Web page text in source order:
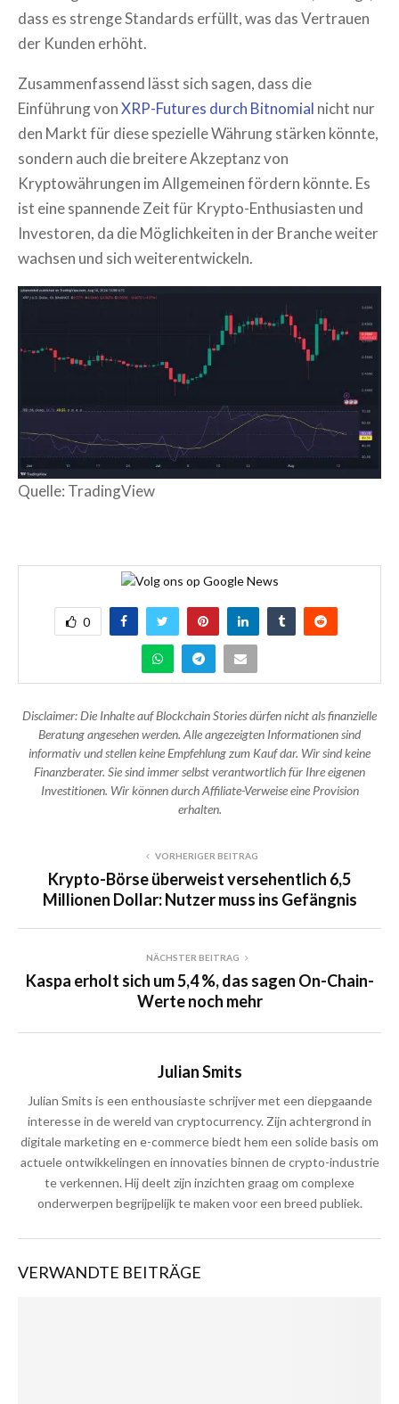
dass es strenge Standards erfüllt, was das Vertrauen
der Kunden erhöht.
Zusammenfassend lässt sich sagen, dass die
Einführung vonXRP-Futures durch Bitnomial nicht nur
den Markt für diese spezielle Währung stärken könnte,
sondern auch die breitere Akzeptanz von
Kryptowährungen im Allgemeinen fördern könnte. Es
ist eine spannende Zeit für Krypto-Enthusiasten und
Investoren, da die Möglichkeiten in der Branche weiter
wachsen und sich weiterentwickeln.
Quelle: TradingView
0
Disclaimer: Die Inhalte auf Blockchain Stories dürfen nicht als finanzielle
Beratung angesehen werden. Alle angezeigten Informationen sind
informativ und stellen keine Empfehlung zum Kauf dar. Wir sind keine
Finanzberater. Sie sind immer selbst verantwortlich für Ihre eigenen
Investitionen. Wir können durch Affiliate-Verweise eine Provision
erhalten.
VORHERIGER BEITRAG
Krypto-Börse überweist versehentlich 6,5
Millionen Dollar: Nutzer muss ins Gefängnis
NÄCHSTER BEITRAG
Kaspa erholt sich um 5,4 %, das sagen On-Chain-
Werte noch mehr
Julian Smits
Julian Smits is een enthousiaste schrijver met een diepgaande
interesse in de wereld van cryptocurrency. Zijn achtergrond in
digitale marketing en e-commerce biedt hem een solide basis om
actuele ontwikkelingen en innovaties binnen de crypto-industrie
te verkennen. Hij deelt zijn inzichten graag om complexe
onderwerpen begrijpelijk te maken voor een breed publiek.
VERWANDTE BEITRÄGE